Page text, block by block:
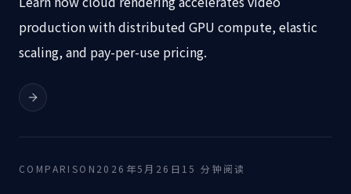
production with distributed GPU compute, elastic
scaling, and pay-per-use pricing.
COMPARISON 2026年5月26日 15 分钟阅读